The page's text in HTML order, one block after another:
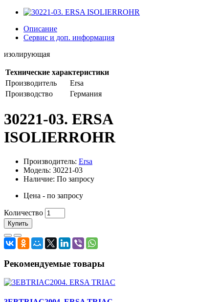
Описание
Сервис и доп. информация
изолирующая
Технические характеристики
Производитель
Ersa
Производство
Германия
30221-03. ERSA
ISOLIERROHR
Производитель: Ersa
Модель: 30221-03
Наличие: По запросу
Цена - по запросу
Количество
Купить
Рекомендуемые товары